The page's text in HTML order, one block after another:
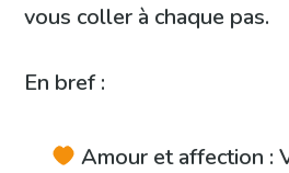
vous coller à chaque pas.
En bref :
Amour et affection :